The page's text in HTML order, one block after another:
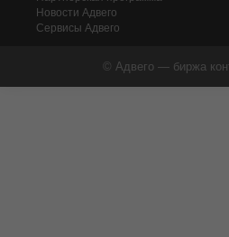
Новости Адвего
Сервисы Адвего
© Адвего — биржа